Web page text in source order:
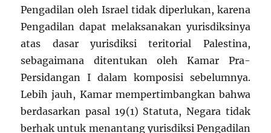
Pengadilan oleh Israel tidak diperlukan, karena
Pengadilan dapat melaksanakan yurisdiksinya
atas dasar yurisdiksi teritorial Palestina,
sebagaimana ditentukan oleh Kamar Pra-
Persidangan I dalam komposisi sebelumnya.
Lebih jauh, Kamar mempertimbangkan bahwa
berdasarkan pasal 19(1) Statuta, Negara tidak
berhak untuk menantang yurisdiksi Pengadilan